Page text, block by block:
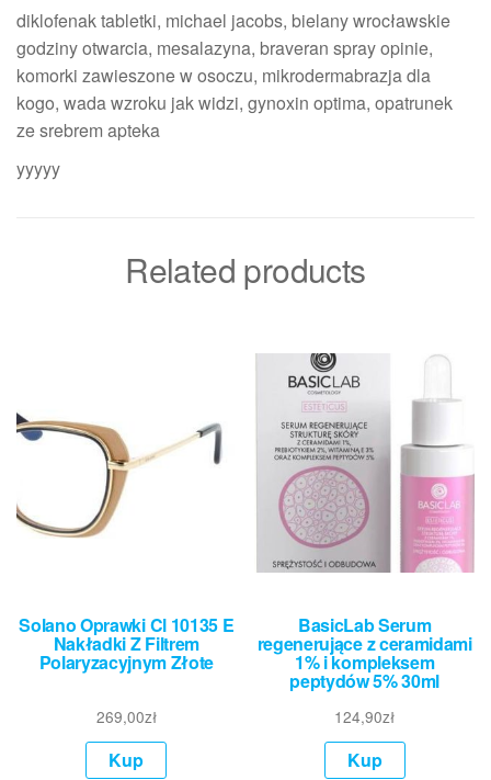
diklofenak tabletki, michael jacobs, bielany wrocławskie
godziny otwarcia, mesalazyna, braveran spray opinie,
komorki zawieszone w osoczu, mikrodermabrazja dla
kogo, wada wzroku jak widzi, gynoxin optima, opatrunek
ze srebrem apteka
yyyyy
Related products
Solano Oprawki Cl 10135 E
Nakładki Z Filtrem
Polaryzacyjnym Złote
269,00zł
Kup
BasicLab Serum
regenerujące z ceramidami
1% i kompleksem
peptydów 5% 30ml
124,90zł
Kup